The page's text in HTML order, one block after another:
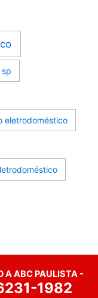
eletrodoméstico
A ABC PAULISTA -
1982